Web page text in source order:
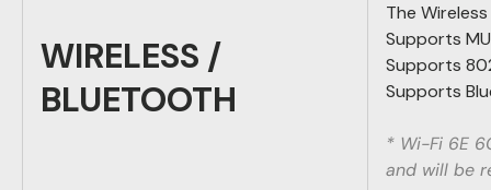
WIRELESS /
BLUETOOTH
The
Supports
Supports
Supports
* Wi-Fi 6E
and will be